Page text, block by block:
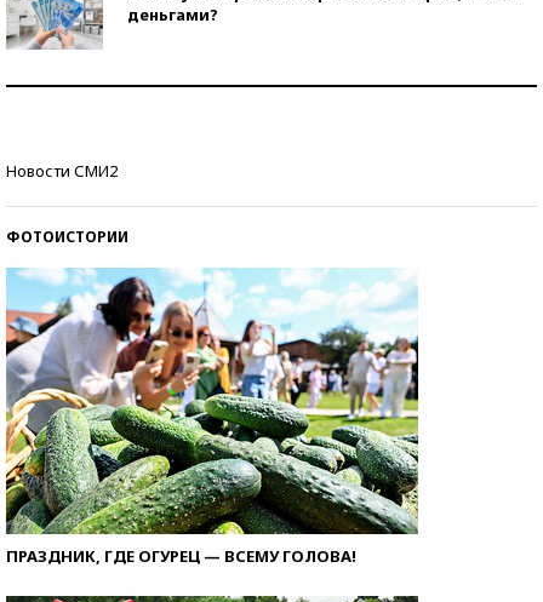
деньгами?
Новости СМИ2
ФОТОИСТОРИИ
ПРАЗДНИК, ГДЕ ОГУРЕЦ — ВСЕМУ ГОЛОВА!